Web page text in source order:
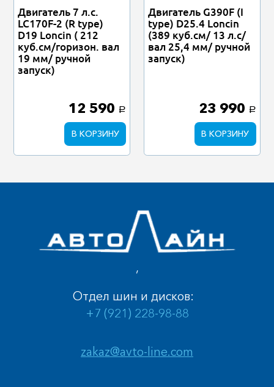
Двигатель 7 л.с.
LC170F-2 (R type)
D19 Loncin ( 212
куб.см/горизон. вал
19 мм/ ручной
запуск)
12 590 a
В КОРЗИНУ
Двигатель G390F (I
type) D25.4 Loncin
(389 куб.см/ 13 л.с/
вал 25,4 мм/ ручной
запуск)
23 990 a
В КОРЗИНУ
,
zakaz@avto-line.com
Отдел шин и дисков:
+7 (921) 228-98-88